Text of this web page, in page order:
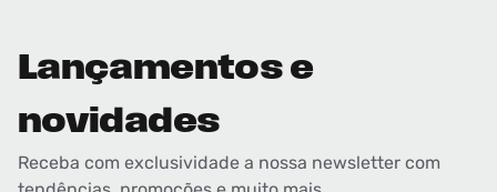
Lançamentos e
novidades
Receba com exclusividade a nossa newsletter com